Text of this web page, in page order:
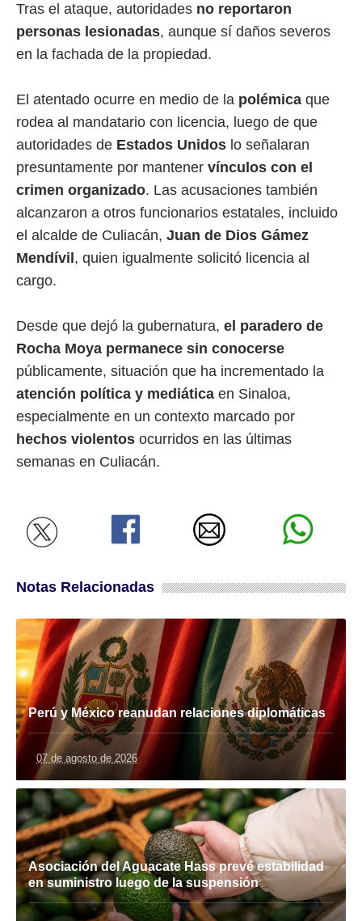
Tras el ataque, autoridades no reportaron
personas lesionadas, aunque sí daños severos
en la fachada de la propiedad.
El atentado ocurre en medio de la polémica que
rodea al mandatario con licencia, luego de que
autoridades de Estados Unidos lo señalaran
presuntamente por mantener vínculos con el
crimen organizado. Las acusaciones también
alcanzaron a otros funcionarios estatales, incluido
el alcalde de Culiacán, Juan de Dios Gámez
Mendívil , quien igualmente solicitó licencia al
cargo.
Desde que dejó la gubernatura, el paradero de
Rocha Moya permanece sin conocerse
públicamente, situación que ha incrementado la
atención política y mediática en Sinaloa,
especialmente en un contexto marcado por
hechos violentos ocurridos en las últimas
semanas en Culiacán.
Notas Relacionadas
Perú y México reanudan relaciones diplomáticas
07 de agosto de 2026
Asociación del Aguacate Hass prevé estabilidad
en suministro luego de la suspensión